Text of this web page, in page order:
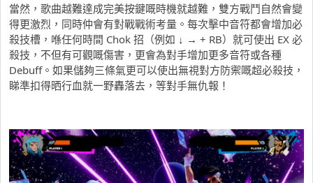
當然，歌曲越難達成完美按鍵嘅時機就越難，雙方戰鬥自然會變
得更激烈，同時仲會有對戰戰術考量。每次擊中音符都會增加必
殺技槽，喺任何時間 Chok 招（例如 ↓ → + RB）就可使出 EX 必
殺技，不但有可觀嘅傷害，更會為對手增加更多音符或各種
Debuff。如果儲夠三條氣更可以使出無視對方防禦嘅超必殺技，
睇準扣得晒行血就一野轟落去，等對手無仇報！